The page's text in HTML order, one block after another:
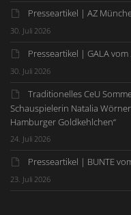
Presseartikel | AZ
30. Juli 2026
Presseartikel | GALA vom
30. Juli 2026
Traditionelles CeU
Schauspielerin Natalia
Hamburger Goldkehlchen“
24. Juli 2026
Presseartikel | BUNTE
23. Juli 2026